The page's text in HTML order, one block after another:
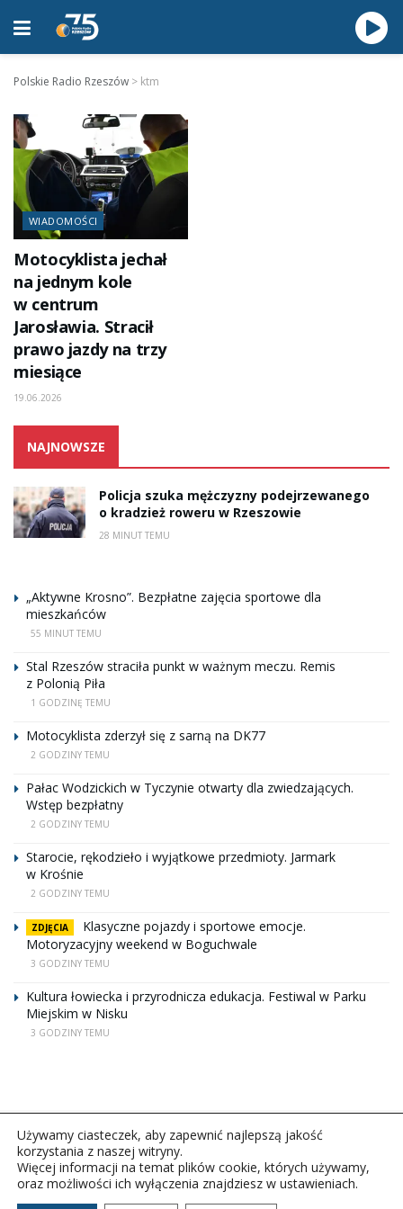
Polskie Radio Rzeszów > ktm
WIADOMOŚCI
Motocyklista jechał
na jednym kole
w centrum
Jarosławia. Stracił
prawo jazdy na trzy
miesiące
19.06.2026
NAJNOWSZE
Policja szuka mężczyzny podejrzewanego
o kradzież roweru w Rzeszowie
28 MINUT TEMU
„Aktywne Krosno”. Bezpłatne zajęcia sportowe dla
mieszkańców
55 MINUT TEMU
Stal Rzeszów straciła punkt w ważnym meczu. Remis
z Polonią Piła
1 GODZINĘ TEMU
Motocyklista zderzył się z sarną na DK77
2 GODZINY TEMU
Pałac Wodzickich w Tyczynie otwarty dla zwiedzających.
Wstęp bezpłatny
2 GODZINY TEMU
Starocie, rękodzieło i wyjątkowe przedmioty. Jarmark
w Krośnie
2 GODZINY TEMU
ZDJĘCIA
Klasyczne pojazdy i sportowe emocje.
Motoryzacyjny weekend w Boguchwale
3 GODZINY TEMU
Kultura łowiecka i przyrodnicza edukacja. Festiwal w Parku
Miejskim w Nisku
3 GODZINY TEMU
Copyright © 2026Polskie Radio Rzeszów S.A. w likwidacj.
Używamy ciasteczek, aby zapewnić najlepszą jakość
korzystania z naszej witryny.
Więcej informacji na temat plików cookie, których używamy,
oraz możliwości ich wyłączenia znajdziesz w ustawieniach.